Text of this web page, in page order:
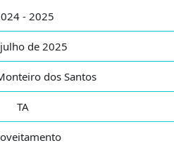
- 2025
de 2025
dos Santos
TA